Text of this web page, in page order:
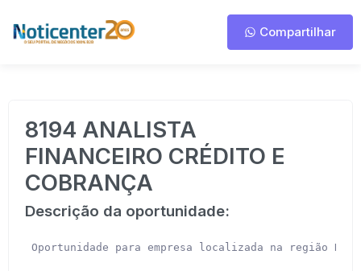
Compartilhar
8194 ANALISTA
FINANCEIRO CRÉDITO E
COBRANÇA
Descrição da oportunidade:
Oportunidade para empresa localizada na região